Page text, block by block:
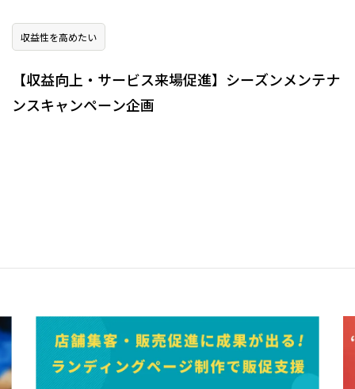
収益性を高めたい
【収益向上・サービス来場促進】シーズンメンテナ
ンスキャンペーン企画